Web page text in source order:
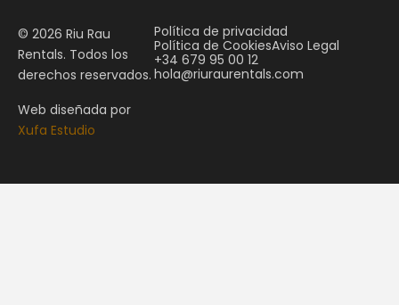
© 2026 Riu Rau
Rentals. Todos los
derechos reservados.
Web diseñada por
Xufa Estudio
Política de privacidad
Política de CookiesAviso Legal
+34 679 95 00 12
hola@riuraurentals.com